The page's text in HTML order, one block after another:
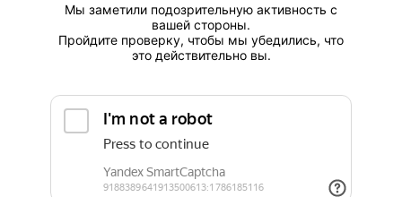
Мы заметили подозрительную активность с
вашей стороны.
Пройдите проверку, чтобы мы убедились, что
это действительно вы.